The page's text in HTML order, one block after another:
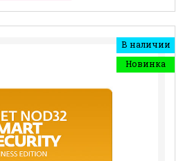
В наличии
Новинка